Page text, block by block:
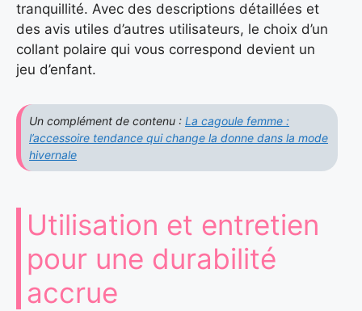
tranquillité. Avec des descriptions détaillées et
des avis utiles d’autres utilisateurs, le choix d’un
collant polaire qui vous correspond devient un
jeu d’enfant.
Un complément de contenu : La cagoule femme :
l’accessoire tendance qui change la donne dans la mode
hivernale
Utilisation et entretien
pour une durabilité
accrue